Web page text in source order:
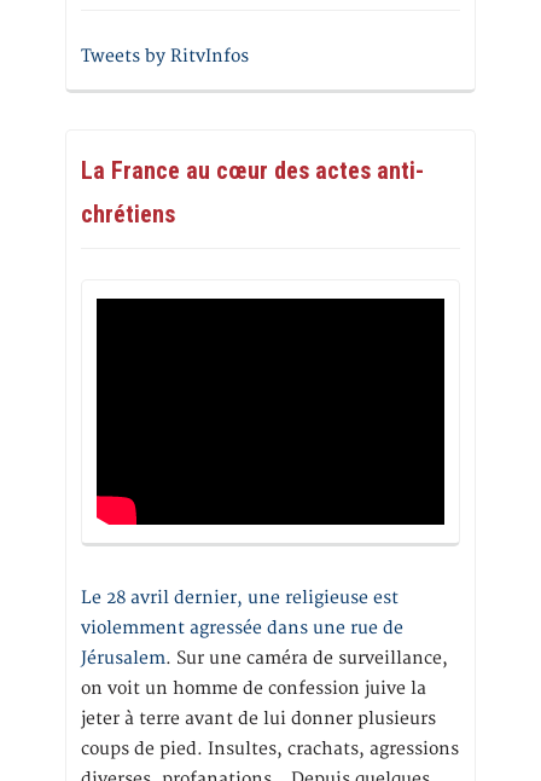
Tweets by RitvInfos
La France au cœur des actes anti-
chrétiens
Le 28 avril dernier, une religieuse est
violemment agressée dans une rue de
Jérusalem. Sur une caméra de surveillance,
on voit un homme de confession juive la
jeter à terre avant de lui donner plusieurs
coups de pied. Insultes, crachats, agressions